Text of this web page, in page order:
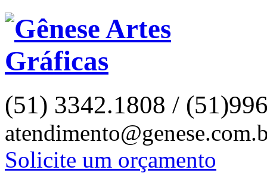
(51) 3342.1808 /
Solicite um orçamento